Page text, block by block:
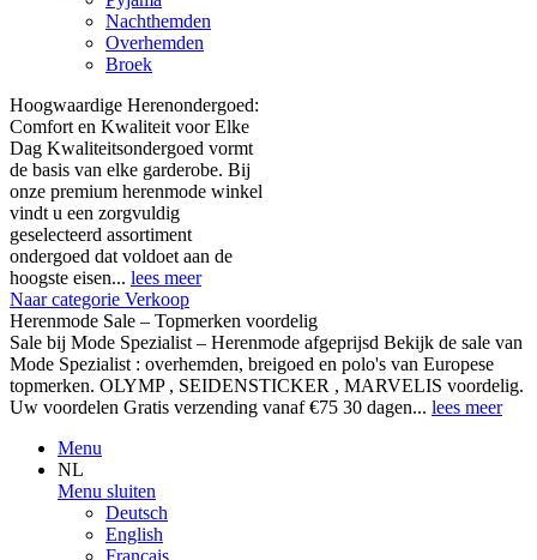
Nachthemden
Overhemden
Broek
Hoogwaardige Herenondergoed:
Comfort en Kwaliteit voor Elke
Dag Kwaliteitsondergoed vormt
de basis van elke garderobe. Bij
onze premium herenmode winkel
vindt u een zorgvuldig
geselecteerd assortiment
ondergoed dat voldoet aan de
hoogste eisen... lees meer
Naar categorie Verkoop
Herenmode Sale – Topmerken voordelig
Sale bij Mode Spezialist – Herenmode afgeprijsd Bekijk de sale van
Mode Spezialist : overhemden, breigoed en polo's van Europese
topmerken. OLYMP , SEIDENSTICKER , MARVELIS voordelig.
Uw voordelen Gratis verzending vanaf €75 30 dagen... lees meer
Menu
NL
Menu sluiten
Deutsch
English
Français